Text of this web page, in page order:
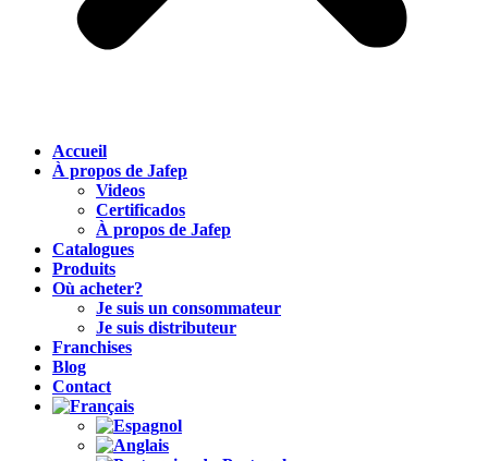
Accueil
À propos de Jafep
Videos
Certificados
À propos de Jafep
Catalogues
Produits
Où acheter?
Je suis un consommateur
Je suis distributeur
Franchises
Blog
Contact